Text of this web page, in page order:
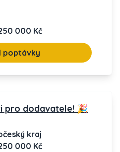
000 Kč
poptávky
pro dodavatele! 🎉
kraj
000 Kč